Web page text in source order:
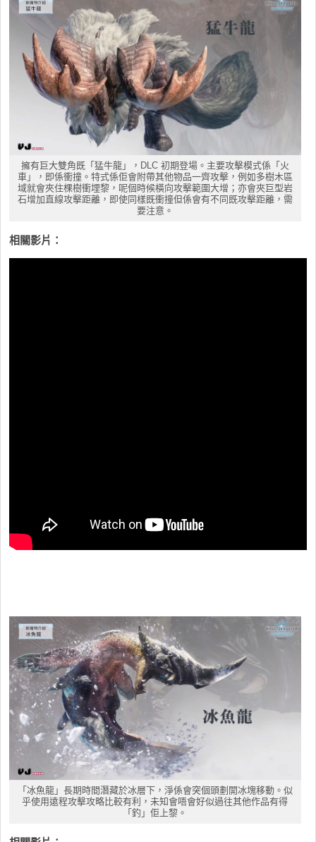
擁有巨大雙角既「猛牛龍」，DLC 初期登場。主要攻擊模式係「火
車」，即係衝撞。特式係佢會附帶其他物品一齊攻擊，例如多樹木區
域就會夾住棵樹衝埋黎，呢個時候橫向攻擊範圍大增；亦會夾巨型岩
石增加直線攻擊距離，即使同樣既衝撞但係會有不同既攻擊距離，需
要注意。
相關影片：
「冰魚龍」長期時間潛藏於冰層下，淨係會突個頭劃開冰塊移動。似
乎使用遠程攻擊攻略比較有利，未知會唔會好似過往其他作品有得
「釣」佢上黎。